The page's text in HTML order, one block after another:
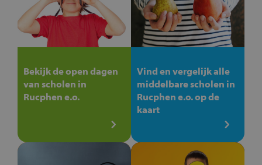
Bekijk de open dagen
van scholen in
Rucphen e.o.
Vind en vergelijk alle
middelbare scholen in
Rucphen e.o. op de
kaart